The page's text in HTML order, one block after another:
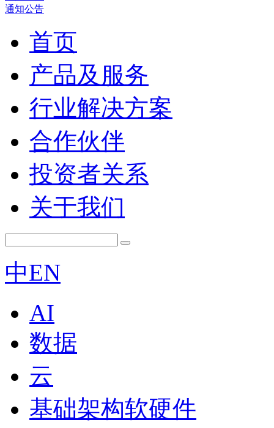
通知公告
首页
产品及服务
行业解决方案
合作伙伴
投资者关系
关于我们
中EN
AI
数据
云
基础架构软硬件